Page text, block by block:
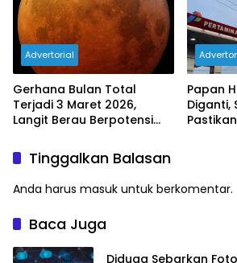
Advertorial
Gerhana Bulan Total
Terjadi 3 Maret 2026,
Langit Berau Berpotensi
Papan
Diganti,
Tinggalkan Balasan
Anda harus masuk untuk berkomentar.
Baca Juga
Diduga Sebarkan